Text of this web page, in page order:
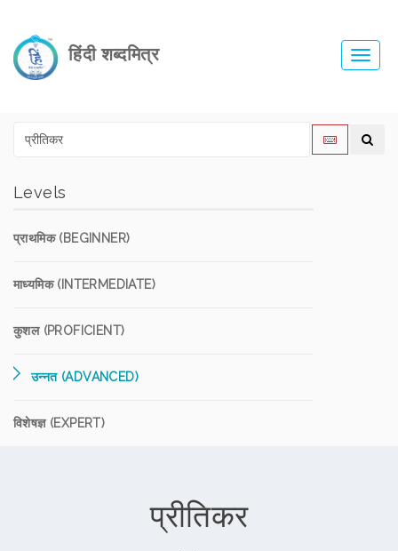
हिंदी शब्दमित्र
Levels
प्राथमिक (BEGINNER)
माध्यमिक (INTERMEDIATE)
कुशल (PROFICIENT)
उन्नत (ADVANCED)
विशेषज्ञ (EXPERT)
प्रीतिकर